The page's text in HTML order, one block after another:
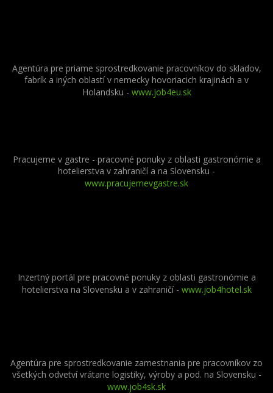
Agentúra pre priame sprostredkovanie pracovníkov do skladov,
fabrík a iných oblastí v nemecky hovoriacich krajinách a v
Holandsku - www.job4eu.sk
Pracujeme v gastre - pracovné ponuky z oblasti gastronómie a
hotelierstva v zahraničí a na Slovensku -
www.pracujemevgastre.sk
Inzertný portál pre pracovné ponuky z oblasti gastronómie a
hotelierstva na Slovensku a v zahraničí - www.job4hotel.sk
Agentúra pre sprostredkovanie zamestnania pre pracovníkov zo
všetkých odvetví vrátane logistiky, výroby a pod. na Slovensku -
www.job4sk.sk